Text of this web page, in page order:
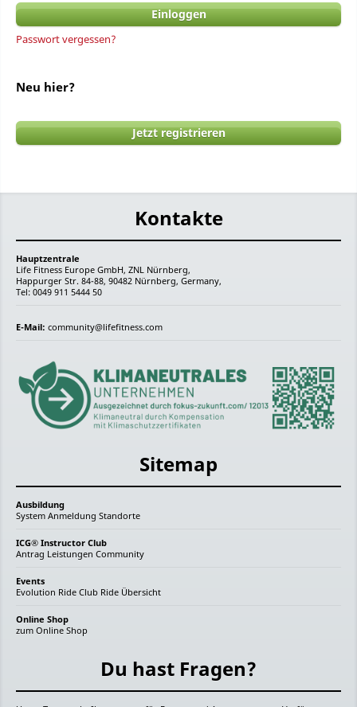
Passwort vergessen?
Neu hier?
Jetzt registrieren
Kontakte
Hauptzentrale
Life Fitness Europe GmbH, ZNL Nürnberg,
Happurger Str. 84-88, 90482 Nürnberg, Germany,
Tel: 0049 911 5444 50
E-Mail: community@lifefitness.com
Sitemap
Ausbildung
System Anmeldung Standorte
ICG® Instructor Club
Antrag Leistungen Community
Events
Evolution Ride Club Ride Übersicht
Online Shop
zum Online Shop
Du hast Fragen?